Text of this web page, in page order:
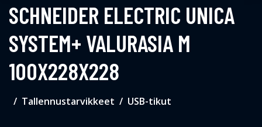
SCHNEIDER ELECTRIC UNICA
SYSTEM+ VALURASIA M
100X228X228
Tallennustarvikkeet USB-tikut